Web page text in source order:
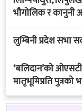
भौगोलिक र कानुनी
लुम्बिनी प्रदेश सभा
‘बलिदान’को
मातृभूमिप्रति